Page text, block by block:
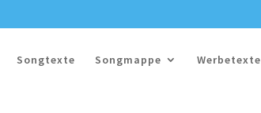
Songtexte Songmappe Werbetexte